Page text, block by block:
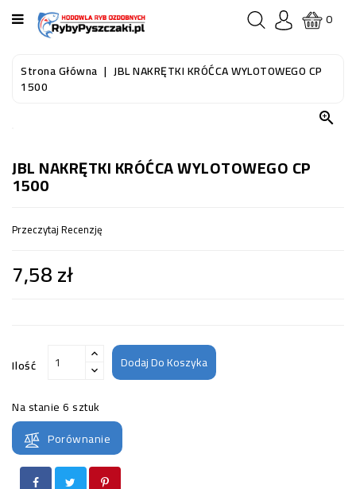
KATEGORIA
STRONA
GŁÓWNA
RYBY
WODNEGO
STAWU
OCZKO
(SPRZĘT)
KONTAKT
Z
NAMI
0
Strona Główna JBL NAKRĘTKI KRÓĆCA WYLOTOWEGO CP
1500

JBL NAKRĘTKI KRÓĆCA WYLOTOWEGO CP
1500
Przeczytaj Recenzję
7,58 zł
Ilość Dodaj Do Koszyka
Na stanie6 sztuk
Porównanie